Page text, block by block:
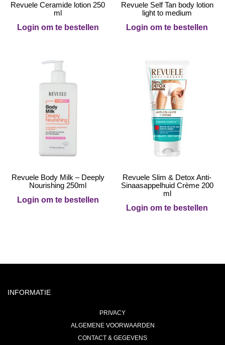
Revuele Ceramide lotion 250
ml
Login om te bestellen
Revuele Self Tan body lotion
light to medium
Login om te bestellen
Revuele Body Milk – Deeply
Nourishing 250ml
Login om te bestellen
Revuele Slim & Detox Anti-
Sinaasappelhuid Crème 200
ml
Login om te bestellen
INFORMATIE
PRIVACY
ALGEMENE VOORWAARDEN
CONTACT & GEGEVENS